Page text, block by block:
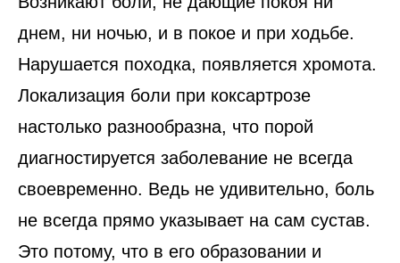
днем, ни ночью, и в покое и при ходьбе.
Нарушается походка, появляется хромота.
Локализация боли при коксартрозе
настолько разнообразна, что порой
диагностируется заболевание не всегда
своевременно. Ведь не удивительно, боль
не всегда прямо указывает на сам сустав.
Это потому, что в его образовании и